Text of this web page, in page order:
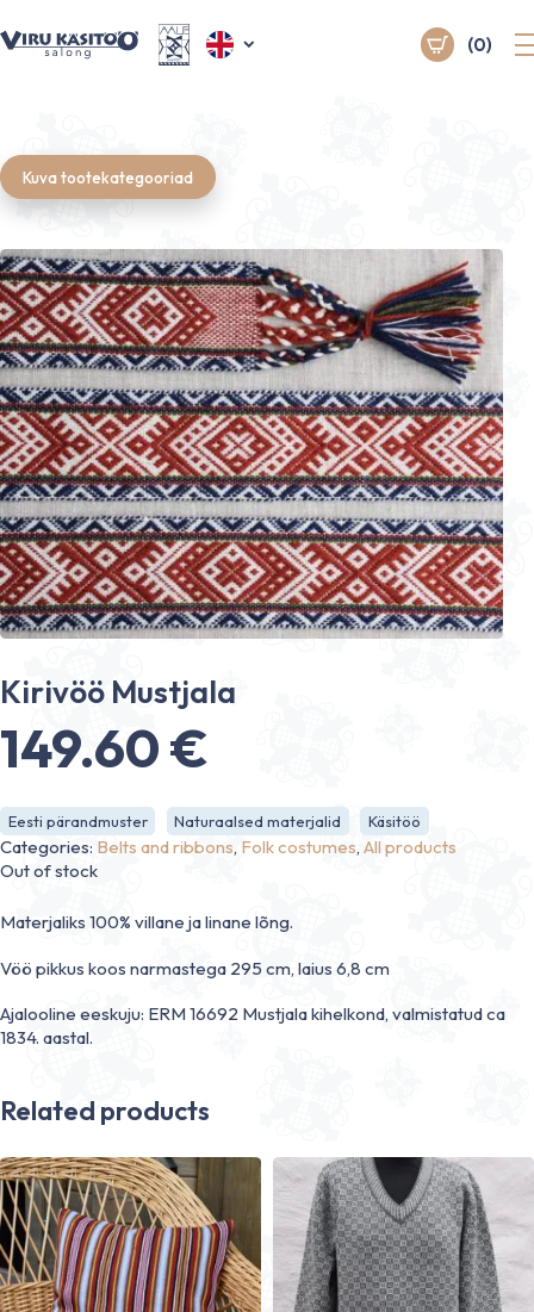
(0)
Kuva tootekategooriad
Kirivöö Mustjala
149.60€
Eesti pärandmuster Naturaalsed materjalid Käsitöö
Categories: Belts and ribbons, Folk costumes, All products
Out of stock
Materjaliks 100% villane ja linane lõng.
Vöö pikkus koos narmastega 295 cm, laius 6,8 cm
Ajalooline eeskuju: ERM 16692 Mustjala kihelkond, valmistatud ca
1834. aastal.
Related products